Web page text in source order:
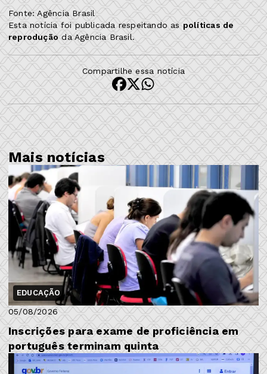
Fonte: Agência Brasil
Esta notícia foi publicada respeitando as políticas de
reprodução da Agência Brasil.
Compartilhe essa notícia
Mais notícias
EDUCAÇÃO
05/08/2026
Inscrições para exame de proficiência em
português terminam quinta